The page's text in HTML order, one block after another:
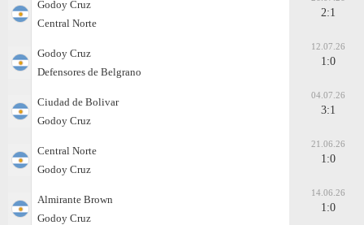
Godoy Cruz
Central Norte
2:1
Godoy Cruz
Defensores de Belgrano
12.07.26
1:0
Ciudad de Bolivar
Godoy Cruz
04.07.26
3:1
Central Norte
Godoy Cruz
21.06.26
1:0
Almirante Brown
Godoy Cruz
14.06.26
1:0